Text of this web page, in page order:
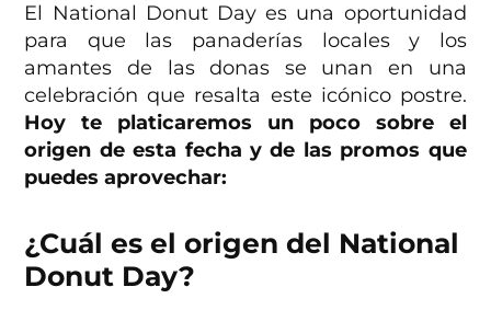
El National Donut Day es una oportunidad
para que las panaderías locales y los
amantes de las donas se unan en una
celebración que resalta este icónico postre.
Hoy te platicaremos un poco sobre el
origen de esta fecha y de las promos que
puedes aprovechar:
¿Cuál es el origen del National
Donut Day?